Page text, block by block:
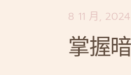
8 11 月, 2024
掌握